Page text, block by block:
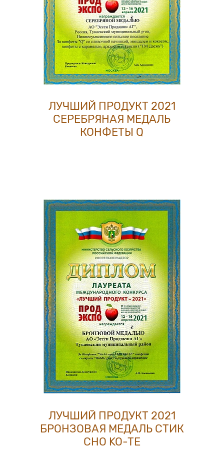
ЛУЧШИЙ ПРОДУКТ 2021
СЕРЕБРЯНАЯ МЕДАЛЬ
КОНФЕТЫ Q
ЛУЧШИЙ ПРОДУКТ 2021
БРОНЗОВАЯ МЕДАЛЬ CТИК
CHO KO-TE